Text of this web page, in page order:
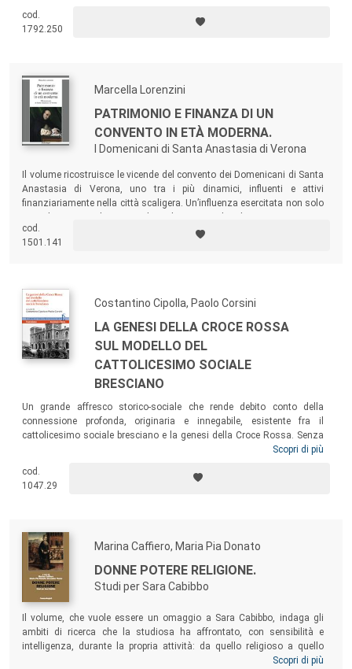
dall’erudizione settecentesca, nel XIX secolo – quando la
congregazione camaldolese fu soppressa e gli eremi abbandonati –
cod.
1792.250
Marcella Lorenzini
PATRIMONIO E FINANZA DI UN
CONVENTO IN ETÀ MODERNA.
I Domenicani di Santa Anastasia di Verona
Il volume ricostruisce le vicende del convento dei Domenicani di Santa
Anastasia di Verona, uno tra i più dinamici, influenti e attivi
finanziariamente nella città scaligera. Un’influenza esercitata non solo
testimonia la ramificata e redditizia attività di credito svolta dai
Predicatori a sostegno dell’economia veronese.
cod.
1501.141
Costantino Cipolla, Paolo Corsini
LA GENESI DELLA CROCE ROSSA
SUL MODELLO DEL
CATTOLICESIMO SOCIALE
BRESCIANO
Un grande affresco storico-sociale che rende debito conto della
connessione profonda, originaria e innegabile, esistente fra il
cattolicesimo sociale bresciano e la genesi della Croce Rossa. Senza
sminuire i meriti di Jean Henry Dunant, fondatore dell’Associazione, il
vide in Lombardia, dove tutto un popolo, guidato dai suoi magistrati e
dal suo clero, si dedicò con totale abnegazione al soccorso delle
Scopri di più
cod.
1047.29
Marina Caffiero, Maria Pia Donato
DONNE POTERE RELIGIONE.
Studi per Sara Cabibbo
Il volume, che vuole essere un omaggio a Sara Cabibbo, indaga gli
ambiti di ricerca che la studiosa ha affrontato, con sensibilità e
intelligenza, durante la propria attività: da quello religioso a quello
politico-sociale, a quello ecclesiastico, a quello culturale, coniugando
Scopri di più